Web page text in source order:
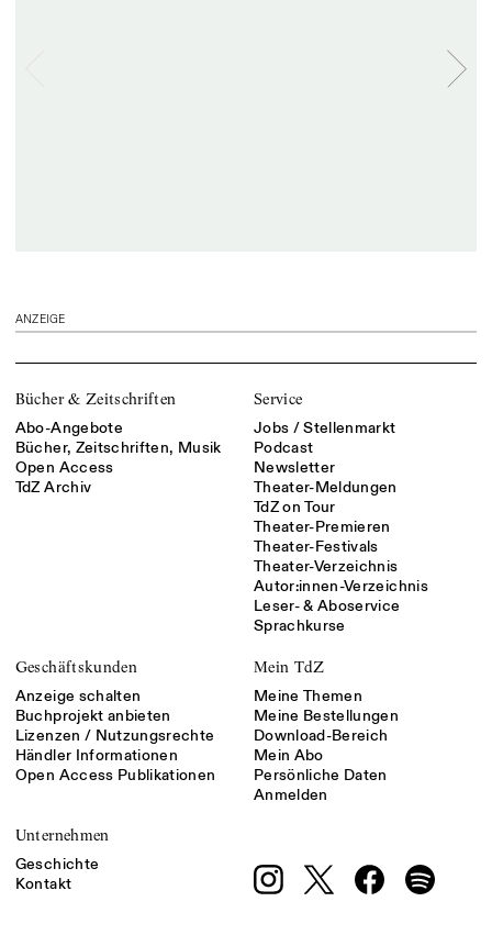
ANZEIGE
Bücher & Zeitschriften
Abo-Angebote
Bücher, Zeitschriften, Musik
Open Access
TdZ Archiv
Service
Jobs / Stellenmarkt
Podcast
Newsletter
Theater-Meldungen
TdZ on Tour
Theater-Premieren
Theater-Festivals
Theater-Verzeichnis
Autor:innen-Verzeichnis
Leser- & Aboservice
Sprachkurse
Geschäftskunden
Anzeige schalten
Buchprojekt anbieten
Lizenzen / Nutzungsrechte
Händler Informationen
Open Access Publikationen
Mein TdZ
Meine Themen
Meine Bestellungen
Download-Bereich
Mein Abo
Persönliche Daten
Anmelden
Unternehmen
Geschichte
Kontakt